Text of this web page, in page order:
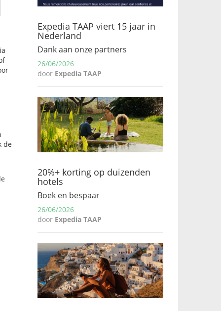
de
Expedia TAAP viert 15 jaar in
Nederland
Dank aan onze partners
26/06/2026
door Expedia TAAP
20%+ korting op duizenden
hotels
Boek en bespaar
26/06/2026
door Expedia TAAP